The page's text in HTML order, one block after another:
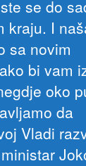
se do
kraju. I
sa novim
bi vam
oko
da
Vladi